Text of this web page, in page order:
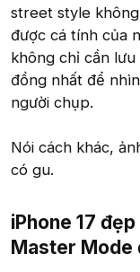
street style
được cá tính của
không chỉ cần lưu
đồng nhất để
người chụp.
Nói cách khác,
có gu.
iPhone 17
Master Mode